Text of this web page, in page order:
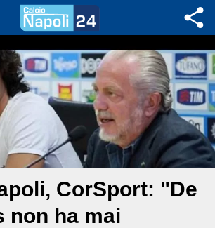
CorSport: "De
non ha mai